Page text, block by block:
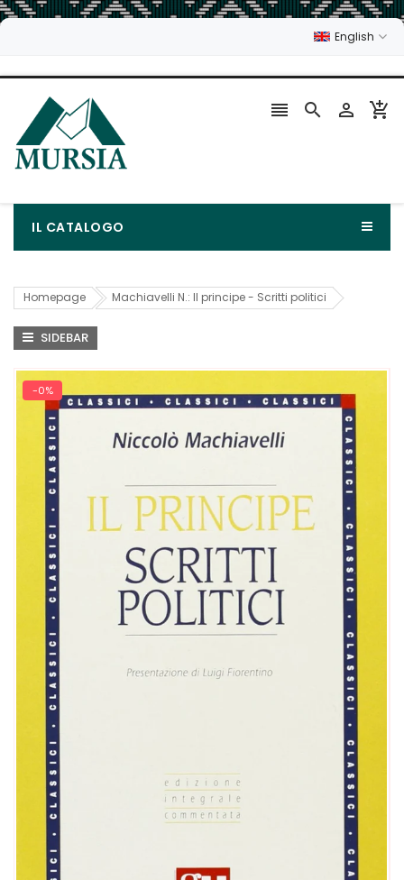
English
   
IL CATALOGO
Homepage Machiavelli N.: Il principe - Scritti politici
SIDEBAR
-0%